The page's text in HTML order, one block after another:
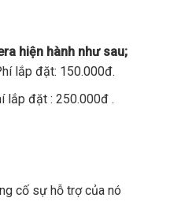
hiện hành như sau;
lắp đặt: 150.000đ.
lắp đặt : 250.000đ .
cố sự hỗ trợ của nó